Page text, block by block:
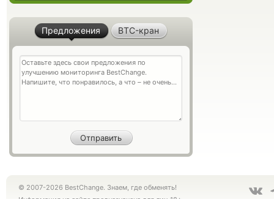
Предложения BTC-кран
© 2007-2026 BestChange. Знаем, где обменять!